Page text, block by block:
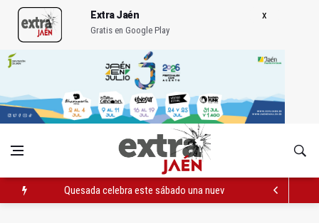
Extra Jaén
Gratis en Google Play
Quesada celebra este sábado una nueva jornada de Orgullo